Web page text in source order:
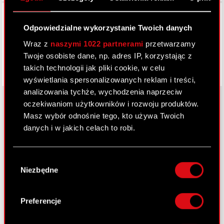
Odpowiedzialne wykorzystanie Twoich danych
Wraz z naszymi 1022 partnerami przetwarzamy
Twoje osobiste dane, np. adres IP, korzystając z
takich technologii jak pliki cookie, w celu
wyświetlania spersonalizowanych reklam i treści,
analizowania tychże, wychodzenia naprzeciw
oczekiwaniom użytkowników i rozwoju produktów.
Masz wybór odnośnie tego, kto używa Twoich
danych i w jakich celach to robi.
Gromadzić dane dotyczące Twojej
lokalizacji geograficznej z dokładnością nawet
Identyfikować Twoje urządzenie, aktywnie
analizując charakteryzującego je zbiory
zgody
Niezbędne
Preferencje
Facebook
O CD PROJEKT
Grupa Kapitałowa
Nasz biznes
Zrównoważony rozwój